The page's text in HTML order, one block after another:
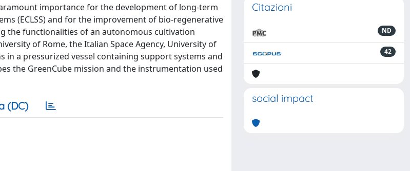
importance for the development of long-term
(ECLSS) and for the improvement of bio-regenerative
the functionalities of an autonomous cultivation
of Rome, the Italian Space Agency, University of
in a pressurized vessel containing support systems and
the GreenCube mission and the instrumentation used
(DC)
Citazioni
ND
42
social impact